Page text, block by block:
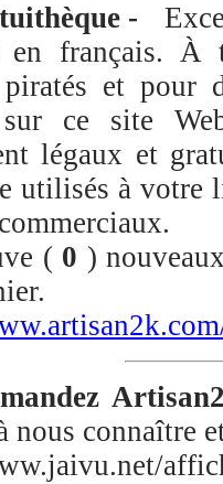
-
en français. À
et pour
ce site
légaux et
utilisés à votre
( 0 )
nous connaître